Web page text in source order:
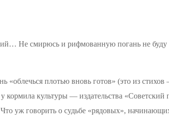
… Не смирюсь и рифмованную погань не буду
«облечься плотью вновь готов» (это из стихов
кормила культуры — издательства «Советский
уж говорить о судьбе «рядовых»,